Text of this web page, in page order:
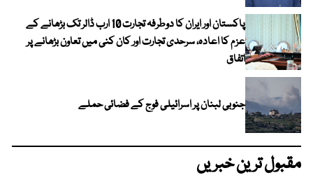
پاکستان اور ایران کا دوطرفہ تجارت 10 ارب ڈالر تک بڑھانے کے
عزم کا اعادہ، سرحدی تجارت اور کان کنی میں تعاون بڑھانے پر
اتفاق
جنوبی لبنان پر اسرائیلی فوج کے فضائی حملے
مقبول ترین خبریں